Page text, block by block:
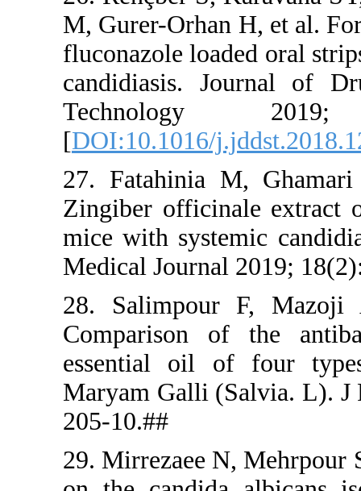
M, Gurer-
[
27.
Zingiber
mice with
Medical
28.
Maryam
29.